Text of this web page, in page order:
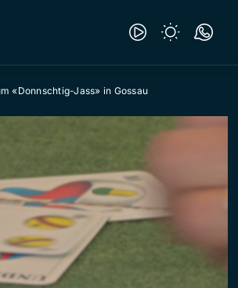
«Donnschtig-Jass» in Gossau